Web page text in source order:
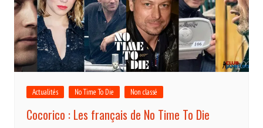
Actualités No Time To Die Non classé
Cocorico : Les français de No Time To Die